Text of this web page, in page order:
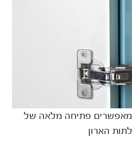
פתיחה מלאה של
הארון